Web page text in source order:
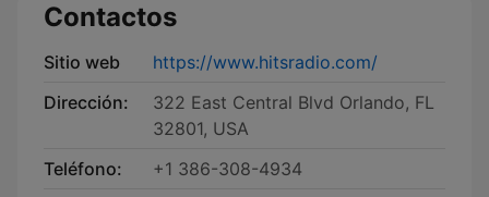
Contactos
Sitio web
https://www.hitsradio.com/
Dirección:
322 East Central Blvd Orlando, FL
32801, USA
Teléfono:
+1 386-308-4934